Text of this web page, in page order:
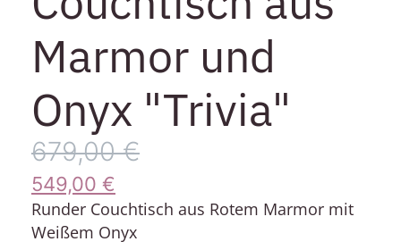
Marmor und
Onyx "Trivia"
679,00€
549,00 €
Runder Couchtisch aus Rotem Marmor mit
Weißem Onyx